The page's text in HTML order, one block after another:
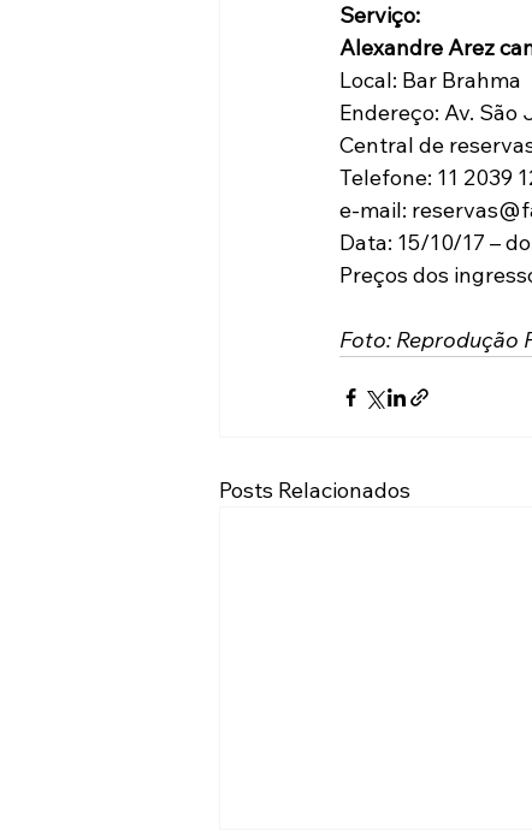
Serviço:
Alexandre Arez
Local: Bar Brahma
Endereço: Av.
Central de
Telefone: 11 2039
e-mail:
Data: 15/10/17 –
Preços dos
Foto: Reprodução
Posts Relacionados